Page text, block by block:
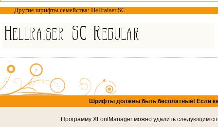
Другие шрифты семейства: Hellraiser SC
Шрифты должны быть бесплатные! Если
Программу XFontManager можно удалить следующим